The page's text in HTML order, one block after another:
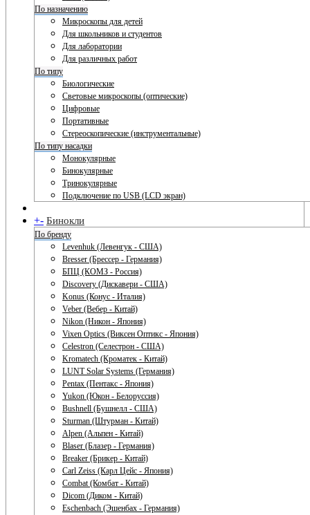
По назначению
Микроскопы для детей
Для школьников и студентов
Для лаборатории
Для различных работ
По типу
Биологические
Световые микроскопы (оптические)
Цифровые
Портативные
Стереоскопические (инструментальные)
По типу насадки
Монокулярные
Бинокулярные
Тринокулярные
Подключение по USB (LCD экран)
+- Бинокли
По бренду
Levenhuk (Левенгук - США)
Bresser (Брессер - Германия)
БПЦ (КОМЗ - Россия)
Discovery (Дискавери - США)
Konus (Конус - Италия)
Veber (Вебер - Китай)
Nikon (Никон - Япония)
Vixen Optics (Виксен Оптикс - Япония)
Celestron (Селестрон - США)
Kromatech (Кроматек - Китай)
LUNT Solar Systems (Германия)
Pentax (Пентакс - Япония)
Yukon (Юкон - Белоруссия)
Bushnell (Бушнелл - США)
Sturman (Штурман - Китай)
Alpen (Альпен - Китай)
Blaser (Блазер - Германия)
Breaker (Брикер - Китай)
Carl Zeiss (Карл Цейс - Япония)
Combat (Комбат - Китай)
Dicom (Диком - Китай)
Eschenbach (Эшенбах - Германия)